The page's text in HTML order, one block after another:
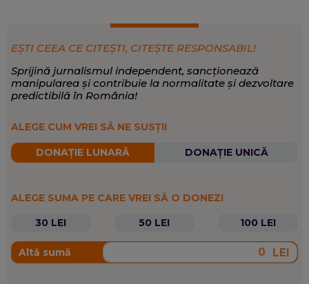
EȘTI CEEA CE CITEȘTI, CITEȘTE RESPONSABIL!
Sprijină jurnalismul independent, sancționează
manipularea și contribuie la normalitate și dezvoltare
predictibilă în România!
ALEGE CUM VREI SĂ NE SUSȚII
DONAȚIE LUNARĂ DONAȚIE UNICĂ
ALEGE SUMA PE CARE VREI SĂ O DONEZI
30 LEI
50 LEI 100 LEI
Altă sumă LEI